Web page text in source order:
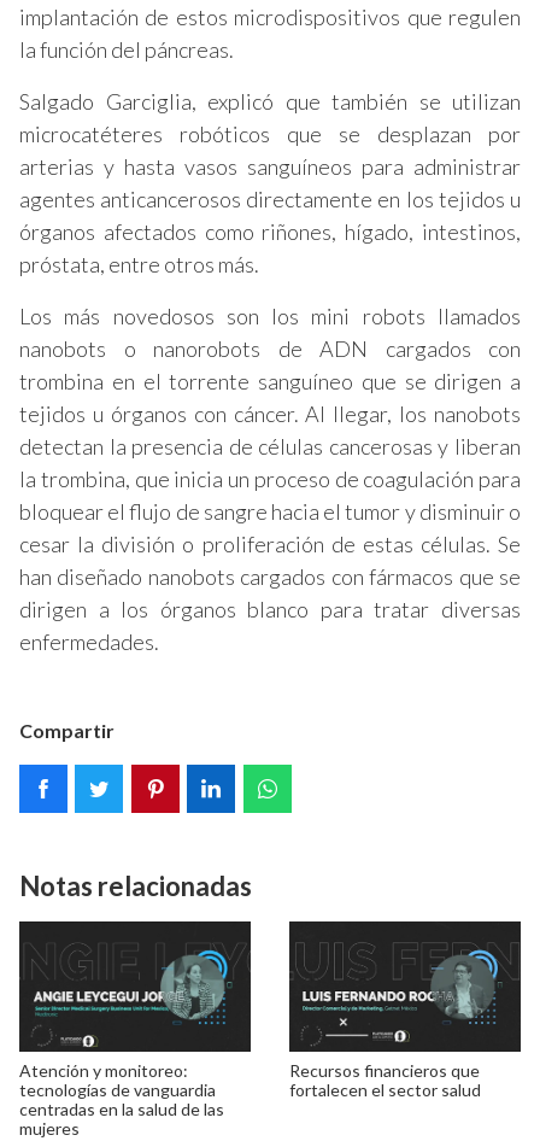
implantación de estos microdispositivos que regulen
la función del páncreas.
Salgado Garciglia, explicó que también se utilizan
microcatéteres robóticos que se desplazan por
arterias y hasta vasos sanguíneos para administrar
agentes anticancerosos directamente en los tejidos u
órganos afectados como riñones, hígado, intestinos,
próstata, entre otros más.
Los más novedosos son los mini robots llamados
nanobots o nanorobots de ADN cargados con
trombina en el torrente sanguíneo que se dirigen a
tejidos u órganos con cáncer. Al llegar, los nanobots
detectan la presencia de células cancerosas y liberan
la trombina, que inicia un proceso de coagulación para
bloquear el flujo de sangre hacia el tumor y disminuir o
cesar la división o proliferación de estas células. Se
han diseñado nanobots cargados con fármacos que se
dirigen a los órganos blanco para tratar diversas
enfermedades.
Compartir
Notas relacionadas
Atención y monitoreo:
tecnologías de vanguardia
centradas en la salud de las
mujeres
Recursos financieros que
fortalecen el sector salud